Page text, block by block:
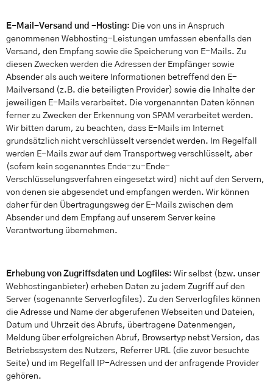
E-Mail-Versand und -Hosting: Die von uns in Anspruch
genommenen Webhosting-Leistungen umfassen ebenfalls den
Versand, den Empfang sowie die Speicherung von E-Mails. Zu
diesen Zwecken werden die Adressen der Empfänger sowie
Absender als auch weitere Informationen betreffend den E-
Mailversand (z.B. die beteiligten Provider) sowie die Inhalte der
jeweiligen E-Mails verarbeitet. Die vorgenannten Daten können
ferner zu Zwecken der Erkennung von SPAM verarbeitet werden.
Wir bitten darum, zu beachten, dass E-Mails im Internet
grundsätzlich nicht verschlüsselt versendet werden. Im Regelfall
werden E-Mails zwar auf dem Transportweg verschlüsselt, aber
(sofern kein sogenanntes Ende-zu-Ende-
Verschlüsselungsverfahren eingesetzt wird) nicht auf den Servern,
von denen sie abgesendet und empfangen werden. Wir können
daher für den Übertragungsweg der E-Mails zwischen dem
Absender und dem Empfang auf unserem Server keine
Verantwortung übernehmen.
Erhebung von Zugriffsdaten und Logfiles: Wir selbst (bzw. unser
Webhostinganbieter) erheben Daten zu jedem Zugriff auf den
Server (sogenannte Serverlogfiles). Zu den Serverlogfiles können
die Adresse und Name der abgerufenen Webseiten und Dateien,
Datum und Uhrzeit des Abrufs, übertragene Datenmengen,
Meldung über erfolgreichen Abruf, Browsertyp nebst Version, das
Betriebssystem des Nutzers, Referrer URL (die zuvor besuchte
Seite) und im Regelfall IP-Adressen und der anfragende Provider
gehören.